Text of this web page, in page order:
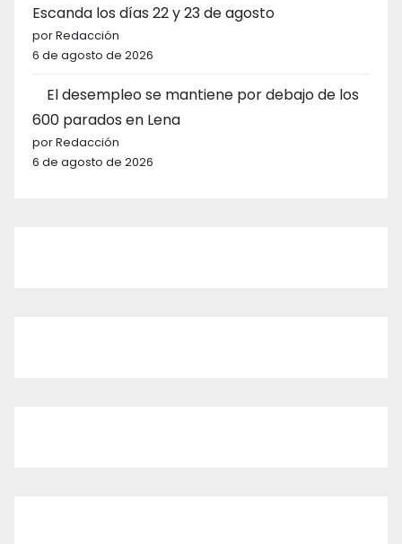
Escanda los días 22 y 23 de agosto
por Redacción
6 de agosto de 2026
El desempleo se mantiene por debajo de los
600 parados en Lena
por Redacción
6 de agosto de 2026